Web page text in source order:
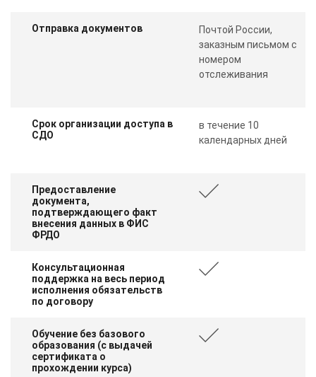
Отправка документов
Почтой России,
заказным письмом с
номером
отслеживания
Срок организации доступа в
СДО
в течение 10
календарных дней
Предоставление
документа,
подтверждающего факт
внесения данных в ФИС
ФРДО
Консультационная
поддержка на весь период
исполнения обязательств
по договору
Обучение без базового
образования (с выдачей
сертификата о
прохождении курса)